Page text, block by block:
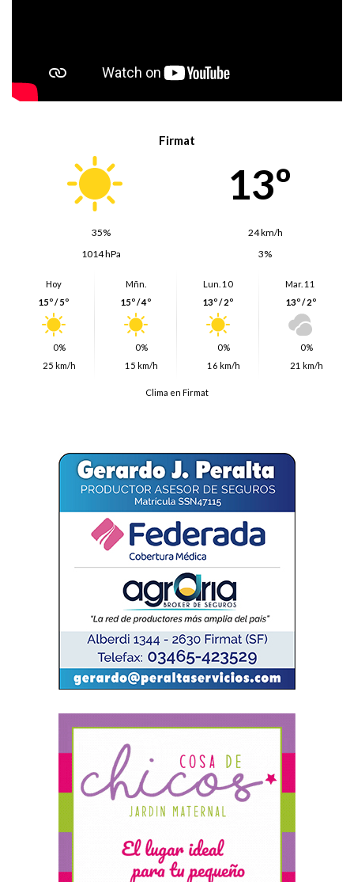
Firmat
13º
35%
24 km/h
1014 hPa
3%
Hoy
15º / 5º
0%
25 km/h
Mñn.
15º / 4º
0%
15 km/h
Lun. 10
13º / 2º
0%
16 km/h
Mar. 11
13º / 2º
0%
21 km/h
Clima en Firmat